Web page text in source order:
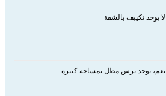
لا يوجد تكييف بالشقة
نعم، يوجد ترس مطل بمساحة كبيرة